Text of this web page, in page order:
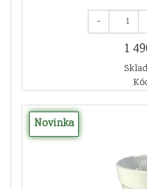
-
1
Novinka